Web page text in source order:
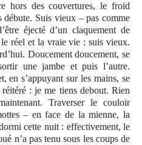
hors des couvertures, le froid
Suis vieux – pas comme
éjecté d’un claquement de
réel et la vraie vie : suis vieux.
Doucement doucement, se
une jambe et puis l’autre.
en s’appuyant sur les mains, se
: je me tiens debout. Rien
Traverser le couloir
– en face de la mienne, la
cette nuit : effectivement, le
n’a pas tenu sous les coups de